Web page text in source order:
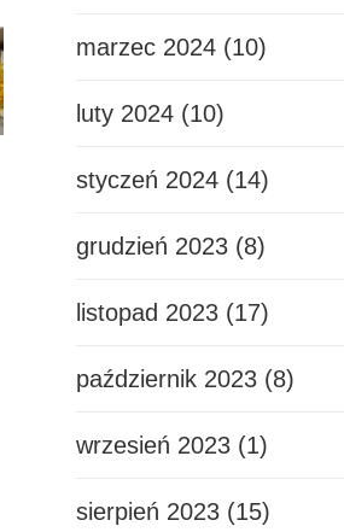
marzec 2024 (10)
luty 2024 (10)
styczeń 2024 (14)
grudzień 2023 (8)
listopad 2023 (17)
październik 2023 (8)
wrzesień 2023 (1)
sierpień 2023 (15)